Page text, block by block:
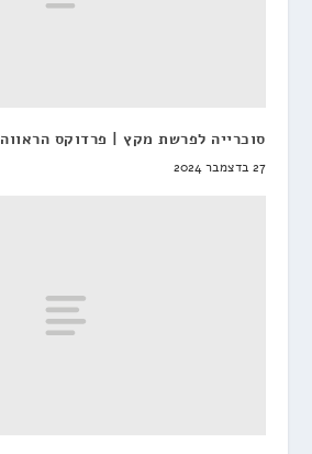
סוכרייה לפרשת מקץ | פרדוקס הראווה
27 בדצמבר 2024